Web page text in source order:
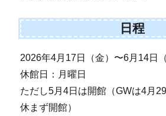
日程
2026年4月17日（金）〜6月14日（
休館日：月曜日
ただし5月4日は開館（GWは4月
休まず開館）